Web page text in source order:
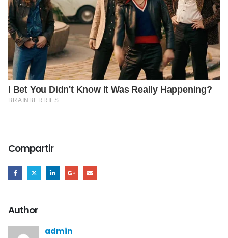
Compartir
Author
admin